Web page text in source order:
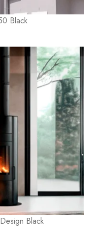
Black
Black